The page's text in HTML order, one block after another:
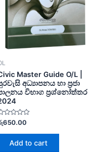
Master Guide O/L |
අධ්‍යාපනය හා ප්‍රජා
විභාග ප්‍රශ්නෝත්තර
650.00
Add to cart